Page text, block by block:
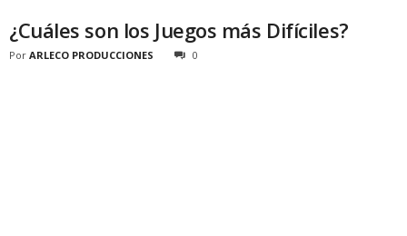
¿Cuáles son los Juegos más Difíciles?
Por ARLECO PRODUCCIONES 0